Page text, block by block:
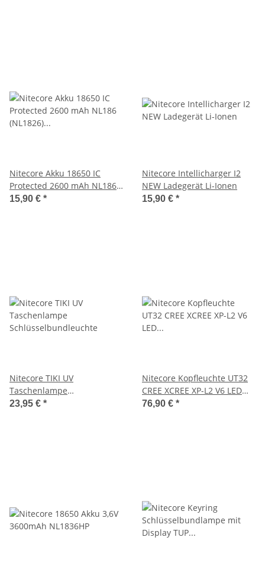
Nitecore Akku 18650 IC
Protected 2600 mAh NL186
(NL1826) Li-Ion Akku
15,90 € *
Nitecore Intellicharger I2
NEW Ladegerät Li-​Ionen
15,90 € *
Nitecore TIKI UV
Taschenlampe
Schlüsselbundleuchte
23,95 € *
Nitecore Kopfleuchte UT32
CREE XCREE XP-L2 V6 LED
Multileuchte 1100 Lumen
76,90 € *